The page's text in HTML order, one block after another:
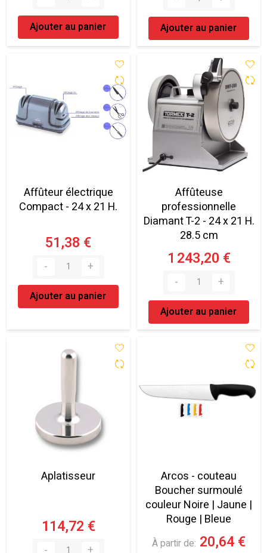
Ajouter au panier Ajouter au panier
Affûteur électrique
Compact - 24 x 21 H.
51,38 €
Ajouter au panier
Affûteuse
professionnelle
Diamant T-2 - 24 x 21 H.
28.5 cm
1 243,20 €
Ajouter au panier
Aplatisseur
114,72 €
Arcos - couteau
Boucher surmoulé
couleur Noire | Jaune |
Rouge | Bleue
À partir de 20,64 €